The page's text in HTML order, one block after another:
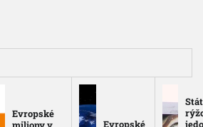
Evropské
Evropské